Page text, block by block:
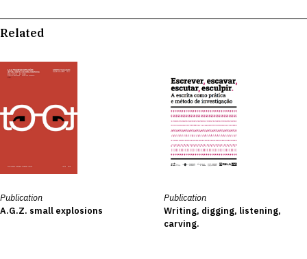
Related
Publication
A.G.Z. small explosions
Publication
Writing, digging, listening,
carving.